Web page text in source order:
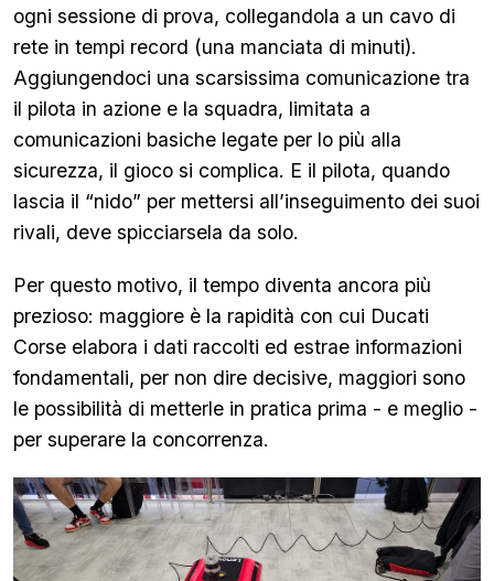
ogni sessione di prova, collegandola a un cavo di
rete in tempi record (una manciata di minuti).
Aggiungendoci una scarsissima comunicazione tra
il pilota in azione e la squadra, limitata a
comunicazioni basiche legate per lo più alla
sicurezza, il gioco si complica. E il pilota, quando
lascia il “nido” per mettersi all’inseguimento dei suoi
rivali, deve spicciarsela da solo.
Per questo motivo, il tempo diventa ancora più
prezioso: maggiore è la rapidità con cui Ducati
Corse elabora i dati raccolti ed estrae informazioni
fondamentali, per non dire decisive, maggiori sono
le possibilità di metterle in pratica prima - e meglio -
per superare la concorrenza.